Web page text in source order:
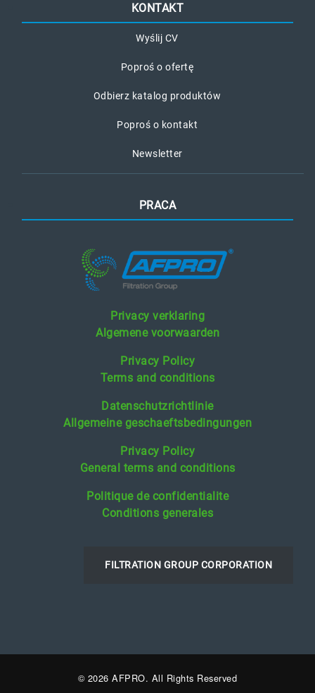
KONTAKT
Wyślij CV
Poproś o ofertę
Odbierz katalog produktów
Poproś o kontakt
Newsletter
PRACA
Privacy verklaring
Algemene voorwaarden
Privacy Policy
Terms and conditions
Datenschutzrichtlinie
Allgemeine geschaeftsbedingungen
Privacy Policy
General terms and conditions
Politique de confidentialite
Conditions generales
FILTRATION GROUP CORPORATION
© 2026 AFPRO. All Rights Reserved